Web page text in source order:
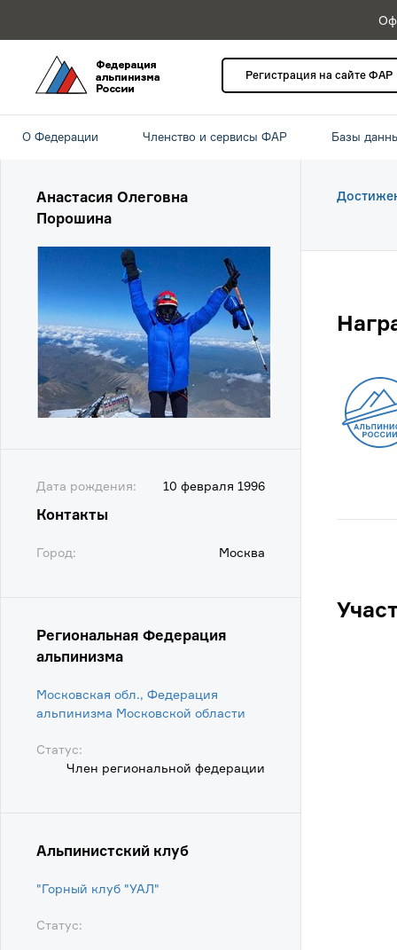
Регистрация на сайте ФАР
О Федерации Членство и сервисы ФАР Базы
Анастасия Олеговна
Порошина
Дата рождения: 10 февраля 1996
Контакты
Город: Москва
Региональная Федерация
альпинизма
Московская обл., Федерация
альпинизма Московской области
Статус:
Член региональной федерации
Альпинистский клуб
"Горный клуб "УАЛ"
Статус: